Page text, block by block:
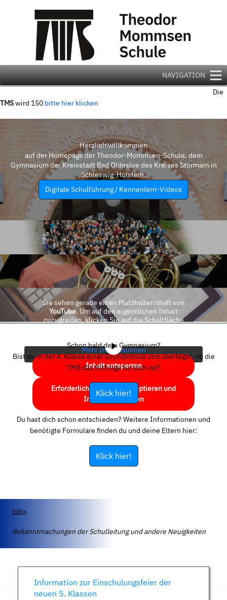
NAVIGATION
Die
TMSwird 150 bitte hier klicken
Herzlich willkommen
auf der Homepage der Theodor-Mommsen-Schule, dem
Gymnasium der Kreisstadt Bad Oldesloe des Kreises Stormarn in
Schleswig-Holstein.
Digitale Schulführung / Kennenlern-Videos
Sie sehen gerade einen Platzhalterinhalt von
YouTube. Um auf den eigentlichen Inhalt
zuzugreifen, klicken Sie auf die Schaltfläche
Mehr Informationen
Inhalt entsperren
Erforderlichen Service akzeptieren und
Inhalte entsperren
Schon bald dein Gymnasium?
Bist du in der 4. Klasse einer Grundschule und überlegst, ob die
TMS das Richtige für dich ist?
Klick hier!
Du hast dich schon entschieden? Weitere Informationen und
benötigte Formulare finden du und deine Eltern hier:
Klick hier!
Infos
Bekanntmachungen der Schulleitung und andere Neuigkeiten
Information zur Einschulungsfeier der
neuen 5. Klassen